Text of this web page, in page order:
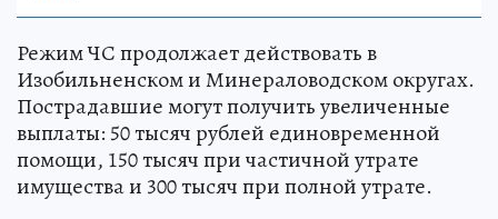
Режим ЧС продолжает действовать в
Изобильненском и Минераловодском округах.
Пострадавшие могут получить увеличенные
выплаты: 50 тысяч рублей единовременной
помощи, 150 тысяч при частичной утрате
имущества и 300 тысяч при полной утрате.